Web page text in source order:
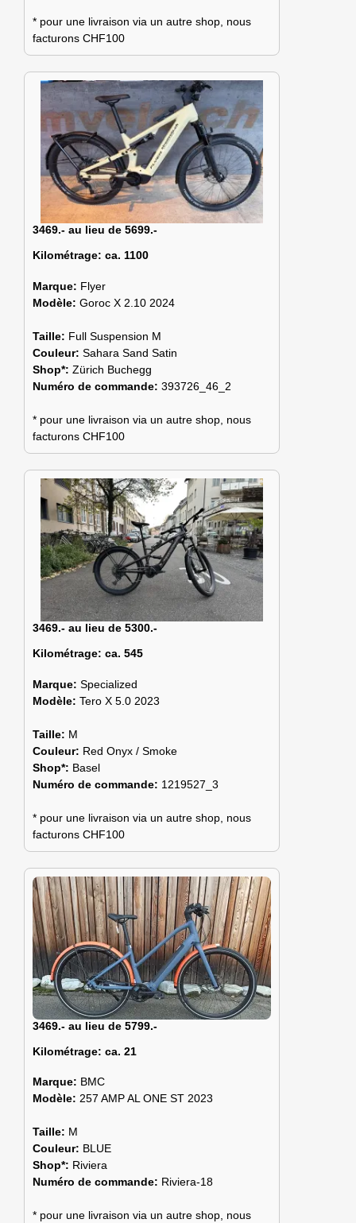
* pour une livraison via un autre shop, nous
facturons CHF100
3469.- au lieu de 5699.-
Kilométrage: ca. 1100
Marque: Flyer
Modèle: Goroc X 2.10 2024
Taille: Full Suspension M
Couleur: Sahara Sand Satin
Shop*: Zürich Buchegg
Numéro de commande: 393726_46_2
* pour une livraison via un autre shop, nous
facturons CHF100
3469.- au lieu de 5300.-
Kilométrage: ca. 545
Marque: Specialized
Modèle: Tero X 5.0 2023
Taille: M
Couleur: Red Onyx / Smoke
Shop*: Basel
Numéro de commande: 1219527_3
* pour une livraison via un autre shop, nous
facturons CHF100
3469.- au lieu de 5799.-
Kilométrage: ca. 21
Marque: BMC
Modèle: 257 AMP AL ONE ST 2023
Taille: M
Couleur: BLUE
Shop*: Riviera
Numéro de commande: Riviera-18
* pour une livraison via un autre shop, nous